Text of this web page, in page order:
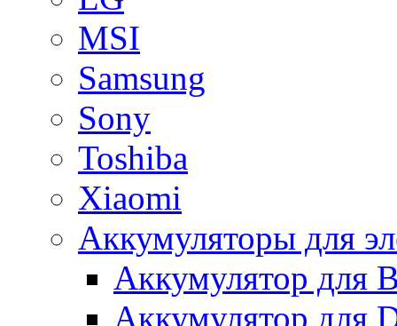
MSI
Samsung
Sony
Toshiba
Xiaomi
Аккумуляторы для
Аккумулятор для
Аккумулятор для